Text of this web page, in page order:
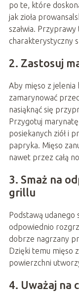
po te, które
jak zioła
szałwia.
charakterystyczny
2. Zastosuj
Aby mięso z jelenia
zamarynować
nasiąknąć się
Przygotuj
posiekanych ziół i
papryka. Mięso
nawet przez całą
3. Smaż na
grillu
Podstawą udanego
odpowiednio
dobrze nagrzany
Dzięki temu mięso
powierzchni
4. Uważaj na